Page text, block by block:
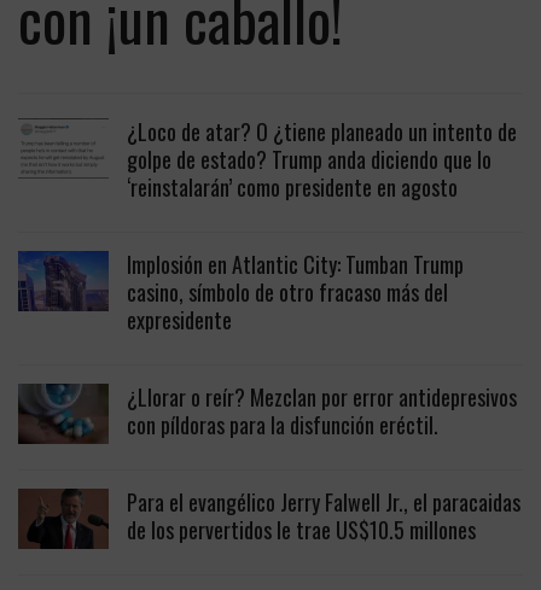
con ¡un caballo!
¿Loco de atar? O ¿tiene planeado un intento de
golpe de estado? Trump anda diciendo que lo
‘reinstalarán’ como presidente en agosto
Implosión en Atlantic City: Tumban Trump
casino, símbolo de otro fracaso más del
expresidente
¿Llorar o reír? Mezclan por error antidepresivos
con píldoras para la disfunción eréctil.
Para el evangélico Jerry Falwell Jr., el paracaidas
de los pervertidos le trae US$10.5 millones